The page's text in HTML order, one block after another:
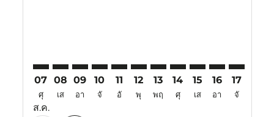
07
ศุ
ส.ค.
08
เส
09
อา
10
จั
11
อั
12
พุ
13
พฤ
14
ศุ
15
เส
16
อา
17
จั